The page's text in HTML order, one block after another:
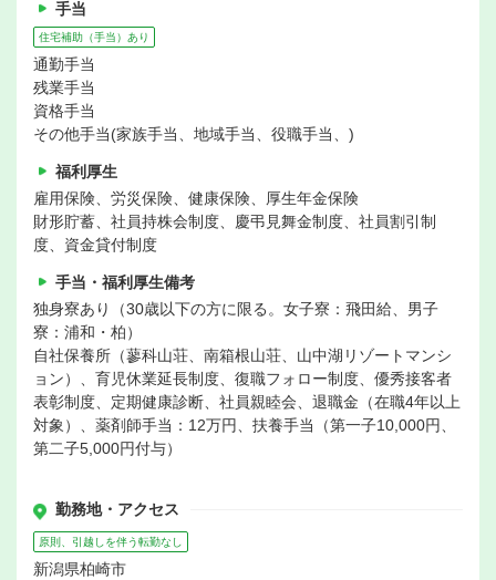
手当
住宅補助（手当）あり
通勤手当
残業手当
資格手当
その他手当(家族手当、地域手当、役職手当、)
福利厚生
雇用保険、労災保険、健康保険、厚生年金保険
財形貯蓄、社員持株会制度、慶弔見舞金制度、社員割引制
度、資金貸付制度
手当・福利厚生備考
独身寮あり（30歳以下の方に限る。女子寮：飛田給、男子
寮：浦和・柏）
自社保養所（蓼科山荘、南箱根山荘、山中湖リゾートマンシ
ョン）、育児休業延長制度、復職フォロー制度、優秀接客者
表彰制度、定期健康診断、社員親睦会、退職金（在職4年以上
対象）、薬剤師手当：12万円、扶養手当（第一子10,000円、
第二子5,000円付与）
勤務地・アクセス
原則、引越しを伴う転勤なし
新潟県柏崎市